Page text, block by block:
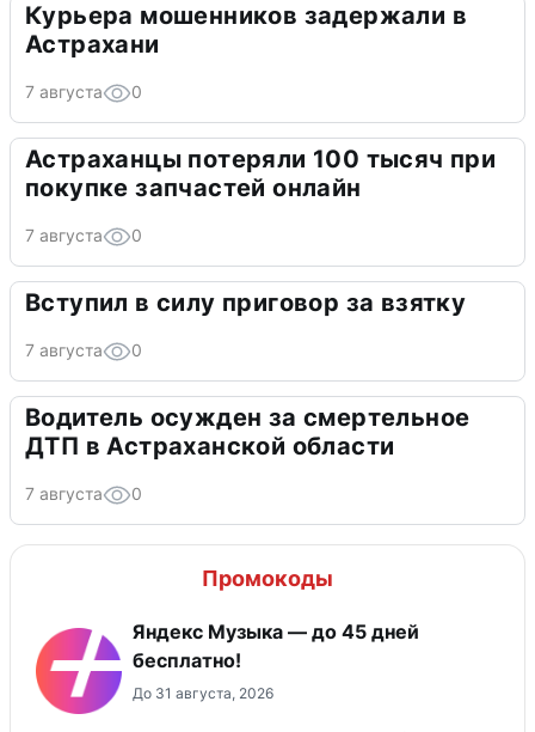
Курьера мошенников задержали в
Астрахани
7 августа 0
Астраханцы потеряли 100 тысяч при
покупке запчастей онлайн
7 августа 0
Вступил в силу приговор за взятку
7 августа 0
Водитель осужден за смертельное
ДТП в Астраханской области
7 августа 0
Промокоды
Яндекс Музыка — до 45 дней
бесплатно!
До 31 августа, 2026